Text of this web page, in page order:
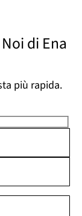
di Ena
più rapida.